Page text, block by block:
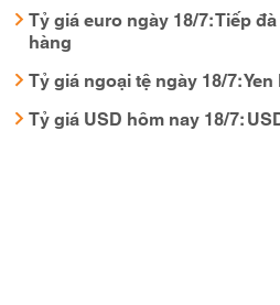
Tỷ giá euro ngày 18/7: Tiếp
hàng
Tỷ giá ngoại tệ ngày 18/7:
Tỷ giá USD hôm nay 18/7: